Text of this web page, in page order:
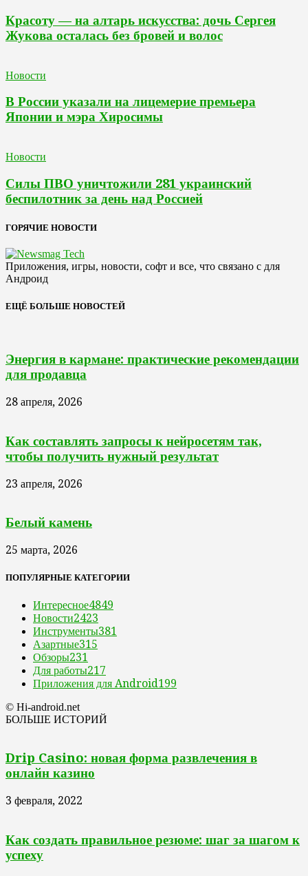
Красоту — на алтарь искусства: дочь Сергея
Жукова осталась без бровей и волос
Новости
В России указали на лицемерие премьера
Японии и мэра Хиросимы
Новости
Силы ПВО уничтожили 281 украинский
беспилотник за день над Россией
ГОРЯЧИЕ НОВОСТИ
Приложения, игры, новости, софт и все, что связано с для
Андроид
ЕЩЁ БОЛЬШЕ НОВОСТЕЙ
Энергия в кармане: практические рекомендации
для продавца
28 апреля, 2026
Как составлять запросы к нейросетям так,
чтобы получить нужный результат
23 апреля, 2026
Белый камень
25 марта, 2026
ПОПУЛЯРНЫЕ КАТЕГОРИИ
Интересное4849
Новости2423
Инструменты381
Азартные315
Обзоры231
Для работы217
Приложения для Android199
© Hi-android.net
БОЛЬШЕ ИСТОРИЙ
Drip Casino: новая форма развлечения в
онлайн казино
3 февраля, 2022
Как создать правильное резюме: шаг за шагом к
успеху